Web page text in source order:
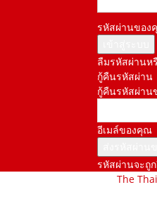
รหัสผ่านของ
ลืมรหัสผ่านห
กู้คืนรหัสผ่าน
กู้คืนรหัสผ่า
อีเมล์ของคุณ
รหัสผ่านจะถู
The